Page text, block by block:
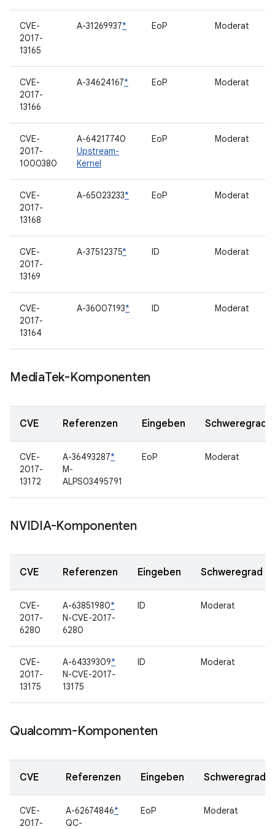
CVE-
2017-
13165
A-31269937* EoP Moderat
CVE-
2017-
13166
A-34624167* EoP Moderat
CVE-
2017-
1000380
A-64217740
Upstream-
Kernel
EoP Moderat
CVE-
2017-
13168
A-65023233* EoP Moderat
CVE-
2017-
13169
A-37512375* ID Moderat
CVE-
2017-
13164
A-36007193* ID Moderat
MediaTek-Komponenten
CVE Referenzen Eingeben Schweregrad
CVE-
2017-
13172
A-36493287*
M-
ALPS03495791
EoP Moderat
NVIDIA-Komponenten
CVE Referenzen Eingeben Schweregrad
CVE-
2017-
6280
A-63851980*
N-CVE-2017-
6280
ID Moderat
CVE-
2017-
13175
A-64339309*
N-CVE-2017-
13175
ID Moderat
Qualcomm-Komponenten
CVE Referenzen Eingeben Schweregrad
CVE-
2017-
A-62674846*
QC-
EoP Moderat